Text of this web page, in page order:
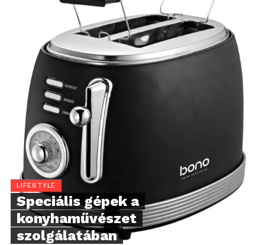
LIFESTYLE
Speciális gépek a
konyhaművészet
szolgálatában